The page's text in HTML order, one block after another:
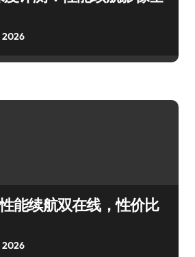
2026
能续航双在线，性价比
2026